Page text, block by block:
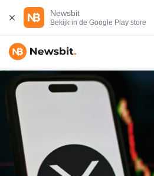
Newsbit
Bekijk in de Google Play store